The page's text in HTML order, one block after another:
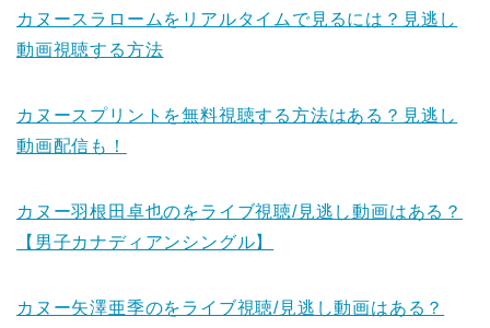
カヌースラロームをリアルタイムで見るには？見逃し
動画視聴する方法
カヌースプリントを無料視聴する方法はある？見逃し
動画配信も！
カヌー羽根田卓也のをライブ視聴/見逃し動画はある？
【男子カナディアンシングル】
カヌー矢澤亜季のをライブ視聴/見逃し動画はある？